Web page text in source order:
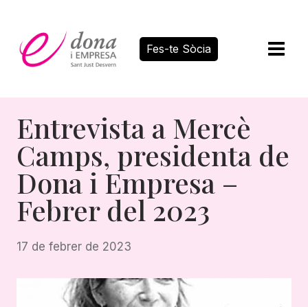
contingut
Fes-te Sòcia
Entrevista a Mercè
Camps, presidenta de
Dona i Empresa –
Febrer del 2023
17 de febrer de 2023